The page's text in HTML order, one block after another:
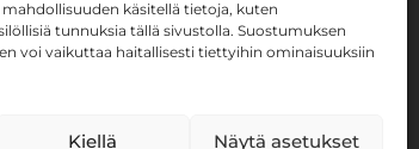
käsitellä tietoja, kuten
tunnuksia tällä sivustolla. Suostumuksen
voi vaikuttaa haitallisesti tiettyihin ominaisuuksiin
Kiellä Näytä asetukset